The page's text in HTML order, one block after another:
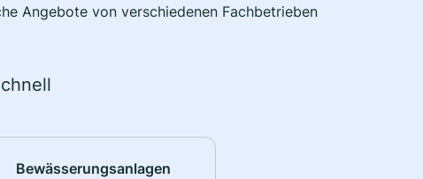
Angebote von verschiedenen Fachbetrieben
Bewässerungsanlagen